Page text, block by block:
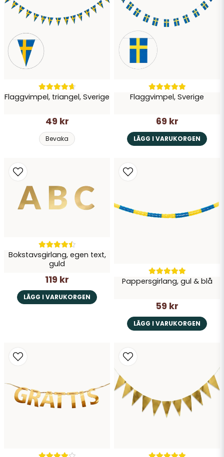
Skicka fråga
Flaggvimpel, triangel, Sverige
49 kr
Bevaka
Flaggvimpel, Sverige
69 kr
LÄGG I VARUKORGEN
Bokstavsgirlang, egen text,
guld
119 kr
LÄGG I VARUKORGEN
Pappersgirlang, gul & blå
59 kr
LÄGG I VARUKORGEN